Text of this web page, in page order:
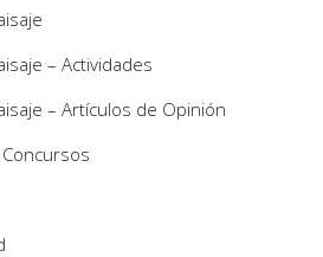
– Actividades
– Artículos de Opinión